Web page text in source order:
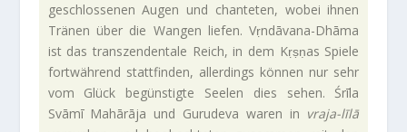
geschlos­senen Augen und chan­teten, wobei ihnen
Tränen über die Wangen liefen. Vṛndāvana-Dhāma
ist das tran­szen­den­tale Reich, in dem Kṛṣṇas Spiele
fort­wäh­rend statt­finden, aller­dings können nur sehr
vom Glück begün­stigte Seelen dies sehen. Śrīla
Svāmī Mahārāja und Guru­deva waren in vraja-līlā